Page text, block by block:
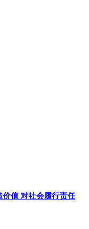
值 对社会履行责任